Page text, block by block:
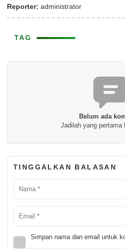
Reporter: administrator
TAG
Belum ada
Jadilah yang pertama
TINGGALKAN BALASAN
Simpan nama dan email untuk